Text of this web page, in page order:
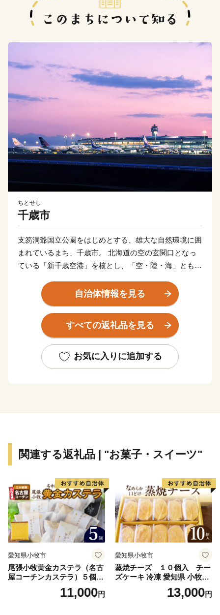
ちとせし
千歳市
支笏洞爺国立公園をはじめとする、雄大な自然環境に囲
まれているまち、千歳市。 北海道の空の玄関口となっ
ている「新千歳空港」を核とし、「空・陸・海」ともに
ます。 また、市内11カ所の工業団地には、多くの企業
が立地しているほか、石狩管内一の生産額を誇る農業地
域が広がり、自然や産業、そして都市環境が調和してお
り、今なお、成長を続けています。
★ABCテレビのニュース情報番組「news おかえり」
自治体情報を見る
すべての返礼品を見る
お気に入りに追加する
関連する返礼品 | "お菓子・スイーツ"
愛知県小牧市
尾張小牧黄金カステラ（名古
屋コーチンカステラ）５個入
名古屋コーチン カステラ ザ
ラメ 常温 愛知県 小牧市 アン
11,000円
愛知県小牧市
蒸焼チーズ １０個入 チー
ズケーキ 冷凍 愛知県 小牧市
アンプチベアやぐま13,000円